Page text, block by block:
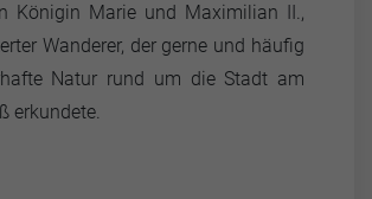
Königin Marie und Maximilian II.,
Wanderer, der gerne und häufig
Natur rund um die Stadt am
erkundete.